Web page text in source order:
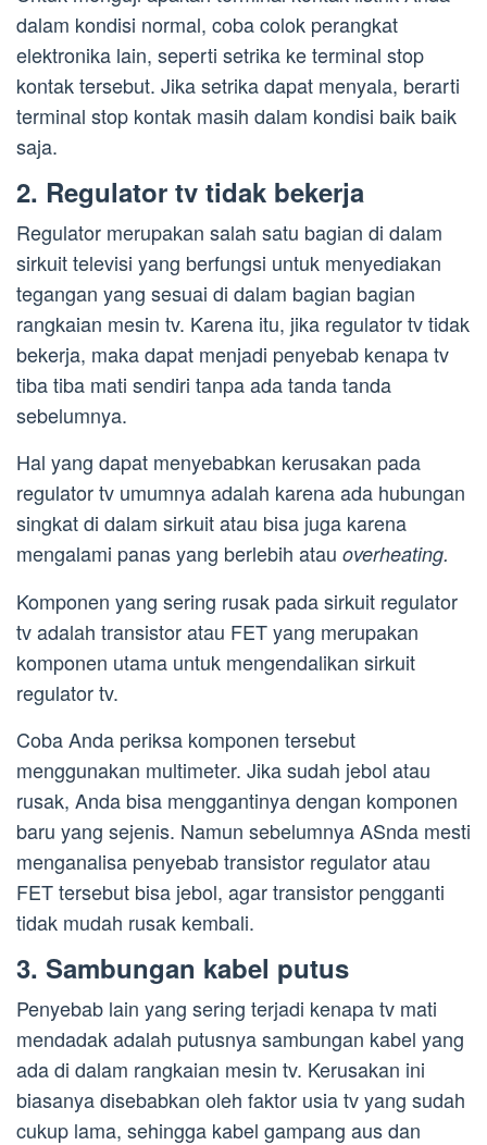
dalam kondisi normal, coba colok perangkat
elektronika lain, seperti setrika ke terminal stop
kontak tersebut. Jika setrika dapat menyala, berarti
terminal stop kontak masih dalam kondisi baik baik
saja.
2. Regulator tv tidak bekerja
Regulator merupakan salah satu bagian di dalam
sirkuit televisi yang berfungsi untuk menyediakan
tegangan yang sesuai di dalam bagian bagian
rangkaian mesin tv. Karena itu, jika regulator tv tidak
bekerja, maka dapat menjadi penyebab kenapa tv
tiba tiba mati sendiri tanpa ada tanda tanda
sebelumnya.
Hal yang dapat menyebabkan kerusakan pada
regulator tv umumnya adalah karena ada hubungan
singkat di dalam sirkuit atau bisa juga karena
mengalami panas yang berlebih atau overheating.
Komponen yang sering rusak pada sirkuit regulator
tv adalah transistor atau FET yang merupakan
komponen utama untuk mengendalikan sirkuit
regulator tv.
Coba Anda periksa komponen tersebut
menggunakan multimeter. Jika sudah jebol atau
rusak, Anda bisa menggantinya dengan komponen
baru yang sejenis. Namun sebelumnya ASnda mesti
menganalisa penyebab transistor regulator atau
FET tersebut bisa jebol, agar transistor pengganti
tidak mudah rusak kembali.
3. Sambungan kabel putus
Penyebab lain yang sering terjadi kenapa tv mati
mendadak adalah putusnya sambungan kabel yang
ada di dalam rangkaian mesin tv. Kerusakan ini
biasanya disebabkan oleh faktor usia tv yang sudah
cukup lama, sehingga kabel gampang aus dan